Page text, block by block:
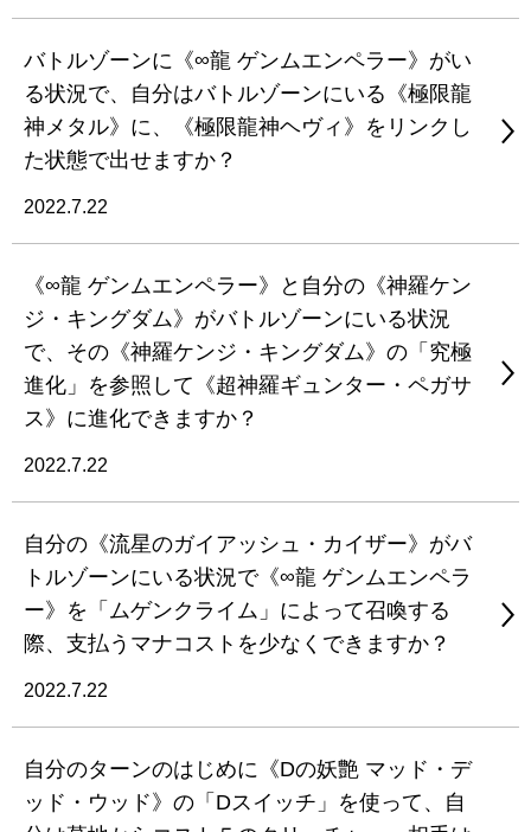
バトルゾーンに《∞龍 ゲンムエンペラー》がい
る状況で、自分はバトルゾーンにいる《極限龍
神メタル》に、《極限龍神ヘヴィ》をリンクし
た状態で出せますか？
2022.7.22
《∞龍 ゲンムエンペラー》と自分の《神羅ケン
ジ・キングダム》がバトルゾーンにいる状況
で、その《神羅ケンジ・キングダム》の「究極
進化」を参照して《超神羅ギュンター・ペガサ
ス》に進化できますか？
2022.7.22
自分の《流星のガイアッシュ・カイザー》がバ
トルゾーンにいる状況で《∞龍 ゲンムエンペラ
ー》を「ムゲンクライム」によって召喚する
際、支払うマナコストを少なくできますか？
2022.7.22
自分のターンのはじめに《Dの妖艶 マッド・デ
ッド・ウッド》の「Dスイッチ」を使って、自